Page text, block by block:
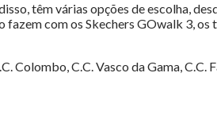
têm várias opções de escolha,
com os Skechers GOwalk 3,
C.C. Vasco da Gama, C.C.